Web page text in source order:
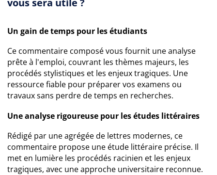
vous sera utile ?
Un gain de temps pour les étudiants
Ce commentaire composé vous fournit une analyse
prête à l'emploi, couvrant les thèmes majeurs, les
procédés stylistiques et les enjeux tragiques. Une
ressource fiable pour préparer vos examens ou
travaux sans perdre de temps en recherches.
Une analyse rigoureuse pour les études littéraires
Rédigé par une agrégée de lettres modernes, ce
commentaire propose une étude littéraire précise. Il
met en lumière les procédés racinien et les enjeux
tragiques, avec une approche universitaire reconnue.